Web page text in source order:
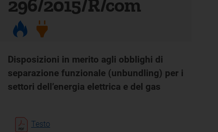
296/2015/R/com
Disposizioni in merito agli obblighi di
separazione funzionale (unbundling) per i
settori dell’energia elettrica e del gas
Testo